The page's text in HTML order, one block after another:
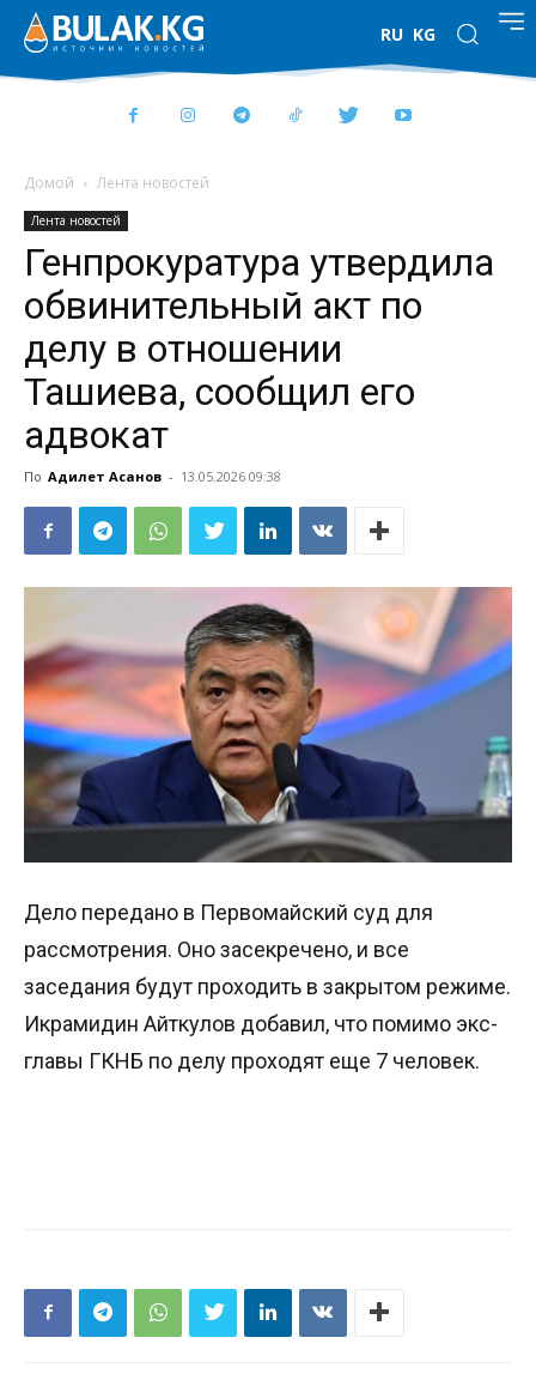
RU KG
Домой Лента новостей
Лента новостей
Генпрокуратура утвердила
обвинительный акт по
делу в отношении
Ташиева, сообщил его
адвокат
По Адилет Асанов - 13.05.2026 09:38
Дело передано в Первомайский суд для
рассмотрения. Оно засекречено, и все
заседания будут проходить в закрытом режиме.
Икрамидин Айткулов добавил, что помимо экс-
главы ГКНБ по делу проходят еще 7 человек.